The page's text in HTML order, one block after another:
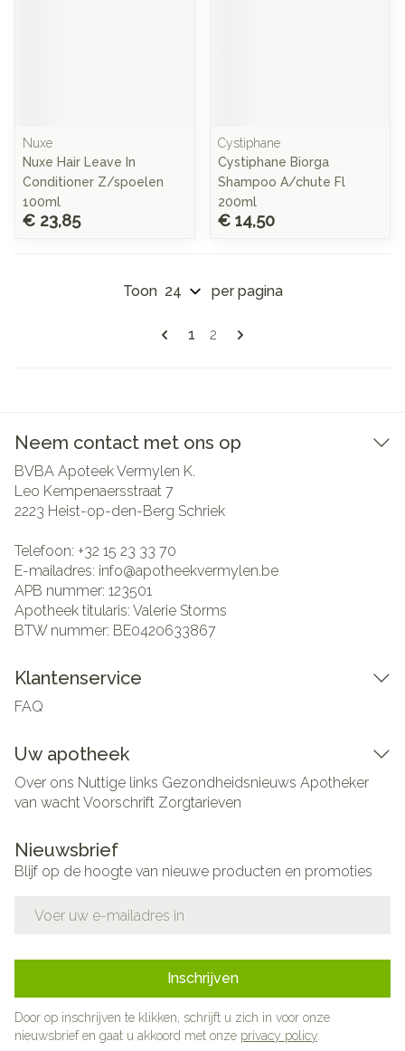
Nuxe
Nuxe Hair Leave In
Conditioner Z/spoelen
100ml
€ 23,85
Cystiphane
Cystiphane Biorga
Shampoo A/chute Fl
200ml
€ 14,50
Pagina's
U lees momenteel pagina
1 Pagina
2
Toon per pagina
Neem contact met ons op
BVBA Apoteek Vermylen K.
Leo Kempenaersstraat 7
2223 Heist-op-den-Berg Schriek
Telefoon: +32 15 23 33 70
E-mailadres: info@apotheekvermylen.be
APB nummer: 123501
Apotheek titularis: Valerie Storms
BTW nummer: BE0420633867
Klantenservice
FAQ
Uw apotheek
Over ons Nuttige links Gezondheidsnieuws Apotheker
van wachtVoorschrift Zorgtarieven
Nieuwsbrief
Blijf op de hoogte van nieuwe producten en promoties
Inschrijven
Door op inschrijven te klikken, schrijft u zich in voor onze
nieuwsbrief en gaat u akkoord met onze privacy policy